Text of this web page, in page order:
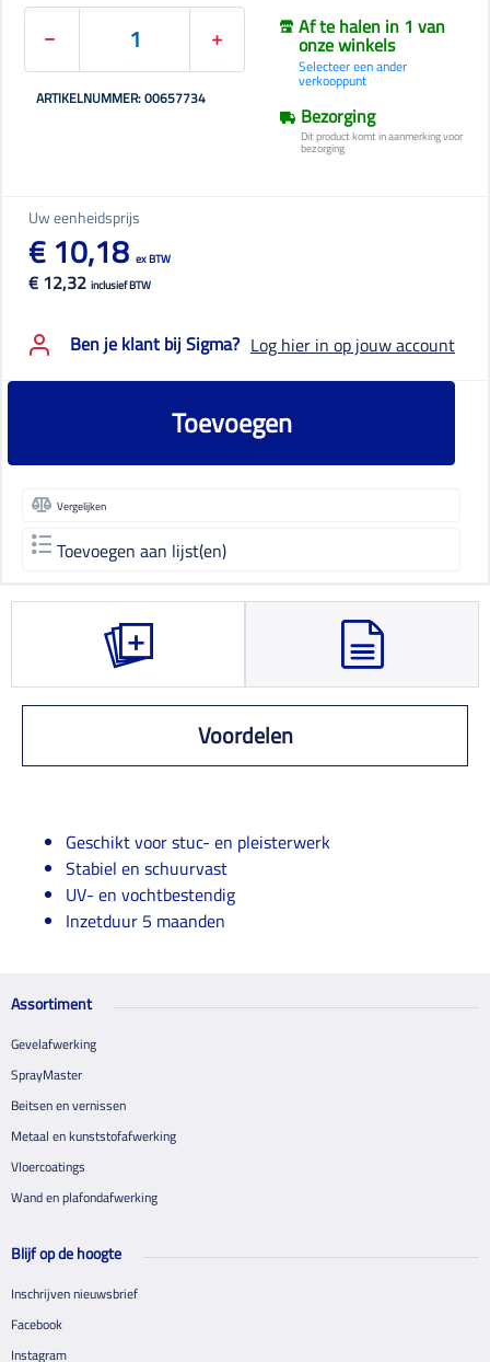
ARTIKELNUMMER: 00657734
Af te halen in 1 van
onze winkels
Selecteer een ander
verkooppunt
Bezorging
Dit product komt in aanmerking voor
bezorging
Uw eenheidsprijs
€ 12,32 inclusief BTW
€ 10,18 ex BTW
Ben je klant bij Sigma? Log hier in op jouw account
Toevoegen
Vergelijken
Toevoegen aan lijst(en)
Voordelen
Geschikt voor stuc- en pleisterwerk
Stabiel en schuurvast
UV- en vochtbestendig
Inzetduur 5 maanden
Assortiment
Gevelafwerking
SprayMaster
Beitsen en vernissen
Metaal en kunststofafwerking
Vloercoatings
Wand en plafondafwerking
Blijf op de hoogte
Inschrijven nieuwsbrief
Facebook
Instagram